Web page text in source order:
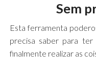
Sem
Esta ferramenta
precisa saber para
finalmente realizar as